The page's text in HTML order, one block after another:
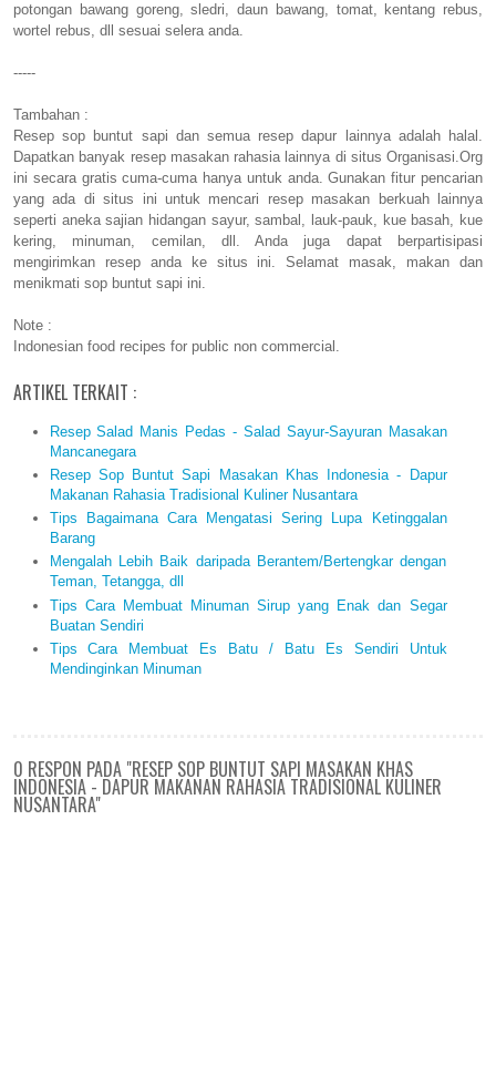
potongan bawang goreng, sledri, daun bawang, tomat, kentang rebus,
wortel rebus, dll sesuai selera anda.
-----
Tambahan :
Resep sop buntut sapi dan semua resep dapur lainnya adalah halal.
Dapatkan banyak resep masakan rahasia lainnya di situs Organisasi.Org
ini secara gratis cuma-cuma hanya untuk anda. Gunakan fitur pencarian
yang ada di situs ini untuk mencari resep masakan berkuah lainnya
seperti aneka sajian hidangan sayur, sambal, lauk-pauk, kue basah, kue
kering, minuman, cemilan, dll. Anda juga dapat berpartisipasi
mengirimkan resep anda ke situs ini. Selamat masak, makan dan
menikmati sop buntut sapi ini.
Note :
Indonesian food recipes for public non commercial.
ARTIKEL TERKAIT :
Resep Salad Manis Pedas - Salad Sayur-Sayuran Masakan
Mancanegara
Resep Sop Buntut Sapi Masakan Khas Indonesia - Dapur
Makanan Rahasia Tradisional Kuliner Nusantara
Tips Bagaimana Cara Mengatasi Sering Lupa Ketinggalan
Barang
Mengalah Lebih Baik daripada Berantem/Bertengkar dengan
Teman, Tetangga, dll
Tips Cara Membuat Minuman Sirup yang Enak dan Segar
Buatan Sendiri
Tips Cara Membuat Es Batu / Batu Es Sendiri Untuk
Mendinginkan Minuman
0 RESPON PADA "RESEP SOP BUNTUT SAPI MASAKAN KHAS
INDONESIA - DAPUR MAKANAN RAHASIA TRADISIONAL KULINER
NUSANTARA"